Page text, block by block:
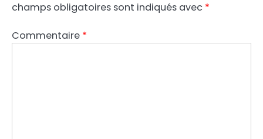
champs obligatoires sont indiqués avec *
Commentaire *